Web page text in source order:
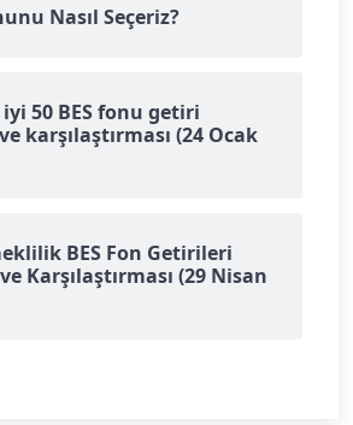
Nasıl Seçeriz?
iyi 50 BES fonu getiri
karşılaştırması (24 Ocak
BES Fon Getirileri
Karşılaştırması (29 Nisan